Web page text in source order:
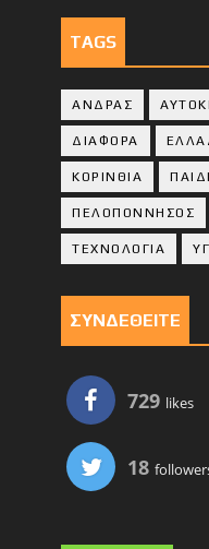
TAGS
ΑΝΔΡΑΣ
ΔΙΑΦΟΡΑ
ΚΟΡΙΝΘΙA ΠΑΙΔΙ
ΠΕΛΟΠΟΝΝΗΣΟΣ
ΤΕΧΝΟΛΟΓΙΑ
ΣΥΝΔΕΘΕΙΤΕ
729 likes
18